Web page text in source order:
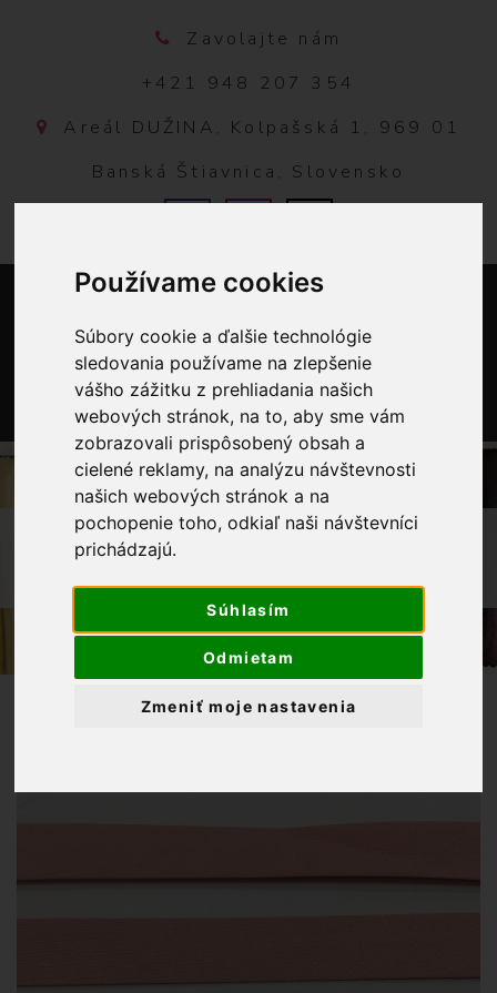
Používame cookies
Súbory cookie a ďalšie technológie
sledovania používame na zlepšenie
vášho zážitku z prehliadania našich
webových stránok, na to, aby sme vám
zobrazovali prispôsobený obsah a
cielené reklamy, na analýzu návštevnosti
našich webových stránok a na
pochopenie toho, odkiaľ naši návštevníci
prichádzajú.
Súhlasím
Odmietam
Zmeniť moje nastavenia
Zavolajte nám
+421 948 207 354
Areál DUŽINA, Kolpašská 1, 969 01
Banská Štiavnica, Slovensko
0
OBCHOD
GALANTÉRIA
ŠIKMÝ PRÚŽOK BAVLNA 18MM
STARORUŽOVÁ